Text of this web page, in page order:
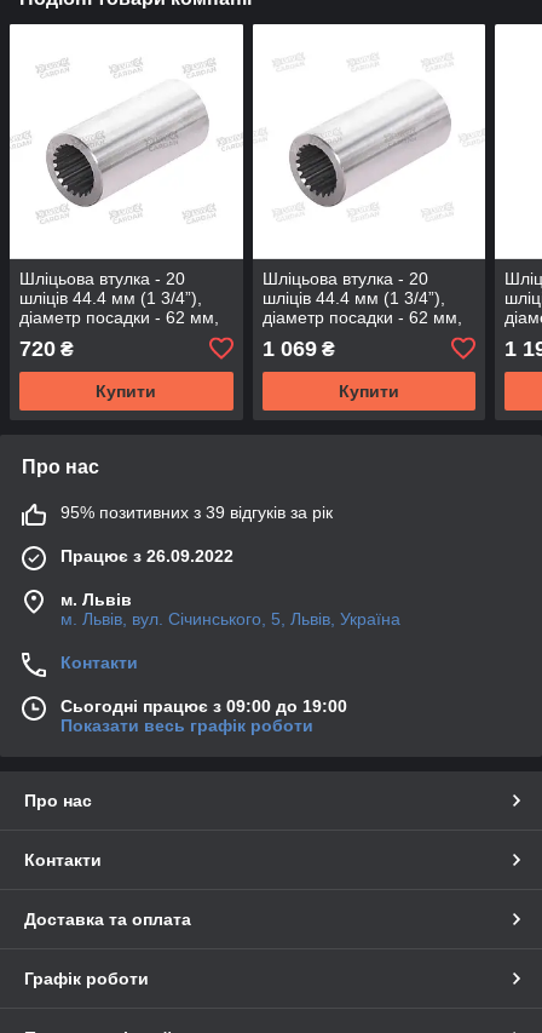
Шліцьова втулка - 20
шліців 44.4 мм (1 3/4”),
діаметр посадки - 62 мм,
довжина-100мм (BS-20-
100-62)
720 ₴
Купити
Шліцьова втулка - 20
шліців 44.4 мм (1 3/4”),
діаметр посадки - 62 мм,
довжина-120мм (BS-20-
120-62)
1 069₴
Купити
1
Про нас
95% позитивних з 39 відгуків за рік
Працює з 26.09.2022
м. Львів
м. Львів, вул. Січинського, 5, Львів, Україна
Контакти
Сьогодні працює з 09:00 до 19:00
Показати весь графік роботи
Про нас
Контакти
Доставка та оплата
Графік роботи